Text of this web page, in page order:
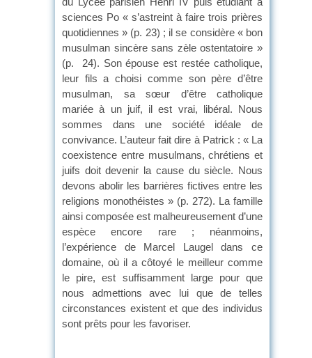
sciences Po « s’astreint à faire trois prières
quotidiennes » (p. 23) ; il se considère « bon
musulman sincère sans zèle ostentatoire »
(p. 24). Son épouse est restée catholique,
leur fils a choisi comme son père d’être
musulman, sa sœur d’être catholique
mariée à un juif, il est vrai, libéral. Nous
sommes dans une société idéale de
convivance. L’auteur fait dire à Patrick : « La
coexistence entre musulmans, chrétiens et
juifs doit devenir la cause du siècle. Nous
devons abolir les barrières fictives entre les
religions monothéistes » (p. 272). La famille
ainsi composée est malheureusement d’une
espèce encore rare ; néanmoins,
l’expérience de Marcel Laugel dans ce
domaine, où il a côtoyé le meilleur comme
le pire, est suffisamment large pour que
nous admettions avec lui que de telles
circonstances existent et que des individus
sont prêts pour les favoriser.